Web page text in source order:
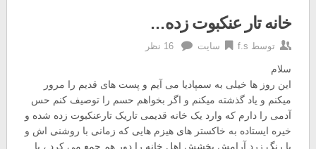
خانه تار عنکبوت زده…
توسط f.s سایت 16 نظر
سلام
این روز ها خیلی به سمپادیا می آیم و پست های قدیم را مرور
میکنم و یاد گذشته میکنم و اگر بخواهم حسم را توصیف کنم حس
آدمی را دارم که وارد یک خانه قدیمی تاریک تارعنکبوت زده شده و
خیره ایستاده به خاکستر های هیزم هایی که زمانی با روشنی اش و
با رنگ زرد آرامش بخشش اهل خانه را دور هم جمع می کرد ، با